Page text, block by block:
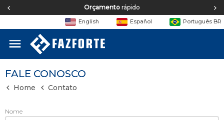
Equipe deengenharia
English Español Português BR
menu
FALE CONOSCO
Home Contato
Nome